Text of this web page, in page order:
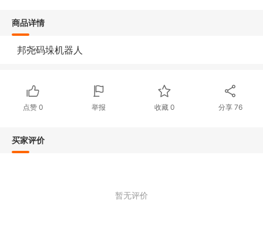
商品详情
邦尧码垛机器人
点赞 0 举报 收藏 0 分享 76
买家评价
暂无评价